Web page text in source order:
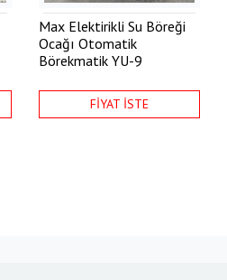
Max Elektirikli Su Böreği
Ocağı Otomatik
Börekmatik YU-9
FİYAT İSTE